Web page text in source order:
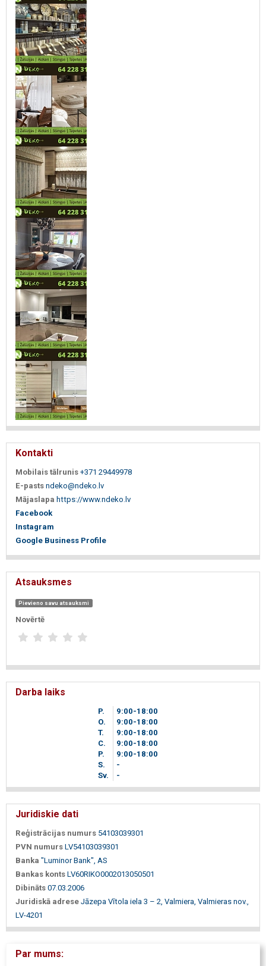
Kontakti
Mobilais tālrunis +371 29449978
E-pasts ndeko@ndeko.lv
Mājaslapa https://www.ndeko.lv
Facebook
Instagram
Google Business Profile
Atsauksmes
Pievieno savu atsauksmi
Novērtē
Darba laiks
P. 9 00-18 00
O.
9 00-18 00
T.
9 00-18 00
C.
9 00-18 00
P.
9 00-18 00
S.
-
Sv.
-
Juridiskie dati
Reģistrācijas numurs 54103039301
PVN numurs LV54103039301
Banka "Luminor Bank", AS
Bankas konts LV60RIKO0002013050501
Dibināts 07.03.2006
Juridiskā adrese Jāzepa Vītola iela 3 – 2, Valmiera, Valmieras nov.,
LV-4201
Par mums: